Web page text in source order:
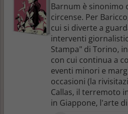
Barnum è sinonimo
circense. Per
cui si diverte a
interventi
Stampa" di Torino,
con cui continua a
eventi minori e
occasioni (la
Callas, il terremoto
in Giappone, l'arte di